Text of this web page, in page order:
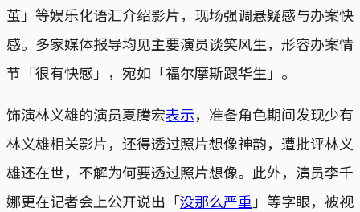
茧」等娱乐化语汇介绍影片，现场强调悬疑感与办案快
感。多家媒体报导均见主要演员谈笑风生，形容办案情
节「很有快感」，宛如「福尔摩斯跟华生」。
饰演林义雄的演员夏腾宏表示，准备角色期间发现少有
林义雄相关影片，还得透过照片想像神韵，遭批评林义
雄还在世，不解为何要透过照片想像。此外，演员李千
娜更在记者会上公开说出「没那么严重 」等字眼，被视